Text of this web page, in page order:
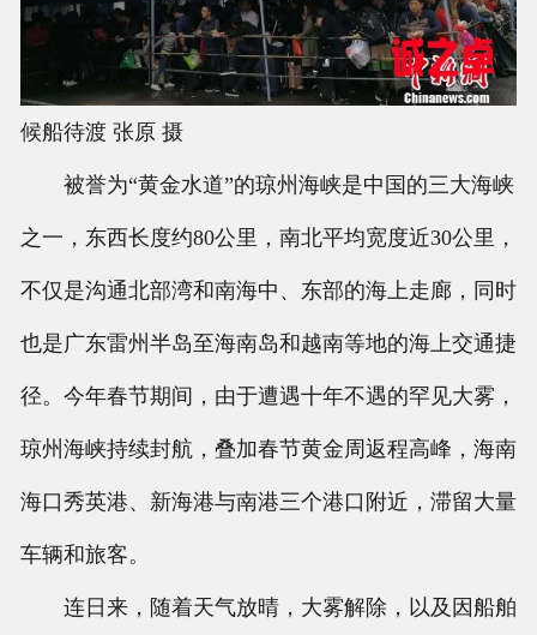
候船待渡 张原 摄
被誉为“黄金水道”的琼州海峡是中国的三大海峡
之一，东西长度约80公里，南北平均宽度近30公里，
不仅是沟通北部湾和南海中、东部的海上走廊，同时
也是广东雷州半岛至海南岛和越南等地的海上交通捷
径。今年春节期间，由于遭遇十年不遇的罕见大雾，
琼州海峡持续封航，叠加春节黄金周返程高峰，海南
海口秀英港、新海港与南港三个港口附近，滞留大量
车辆和旅客。
连日来，随着天气放晴，大雾解除，以及因船舶